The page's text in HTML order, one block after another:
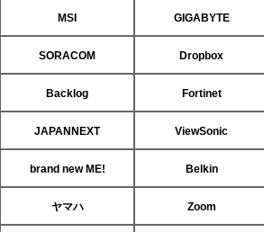
MSI GIGABYTE
SORACOM Dropbox
Backlog Fortinet
JAPANNEXT ViewSonic
brand new ME! Belkin
ヤマハ Zoom